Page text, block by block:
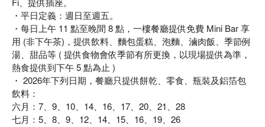
・平日定義：週日至週五。
・每日上午 11 點至晚間 8 點，一樓餐廳提供免費 Mini Bar 享
用 (非下午茶)，提供飲料、麵包蛋糕、泡麵、滷肉飯、季節例
湯、甜品等 ( 提供食物會依季節有所更換，以現場提供為準，
熱食提供到下午 5 點為止 )
・ 2026年下列日期，餐廳只提供餅乾、零食、瓶裝及鋁箔包
飲料：
六月：7、9、10、14、16、17、20、21、28
七月：5、8、9、12、14、15、16、19、26